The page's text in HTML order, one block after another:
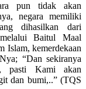
pun tidak akan
negara memiliki
dihasilkan dari
Baitul Maal
Islam, kemerdekaan
“Dan sekiranya
pasti Kami akan
dan bumi,..” (TQS